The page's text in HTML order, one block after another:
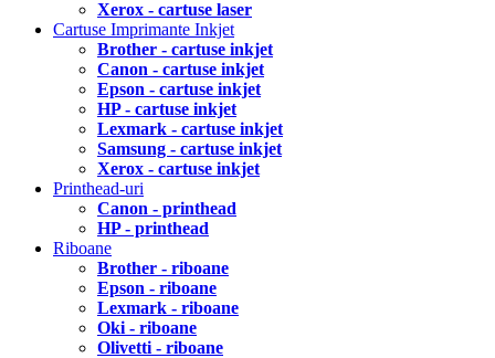
Xerox - cartuse laser
Cartuse Imprimante Inkjet
Brother - cartuse inkjet
Canon - cartuse inkjet
Epson - cartuse inkjet
HP - cartuse inkjet
Lexmark - cartuse inkjet
Samsung - cartuse inkjet
Xerox - cartuse inkjet
Printhead-uri
Canon - printhead
HP - printhead
Riboane
Brother - riboane
Epson - riboane
Lexmark - riboane
Oki - riboane
Olivetti - riboane